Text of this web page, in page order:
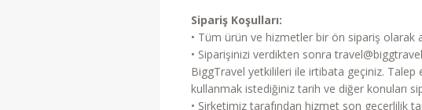
Sipariş Koşulları:
• Tüm ürün ve hizmetler bir ön sipariş olarak
• Siparişinizi verdikten sonra
BiggTravel yetkilileri ile irtibata geçiniz.
kullanmak istediğiniz tarih ve diğer konuları
• Şirketimiz tarafından hizmet son geçerlilik